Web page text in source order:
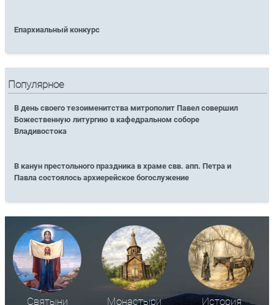
Епархиальный конкурс
Популярное
В день своего тезоименитства митрополит Павел совершил
Божественную литургию в кафедральном соборе
Владивостока
В канун престольного праздника в храме свв. апп. Петра и
Павла состоялось архиерейское богослужение
Святыни Монастыри История